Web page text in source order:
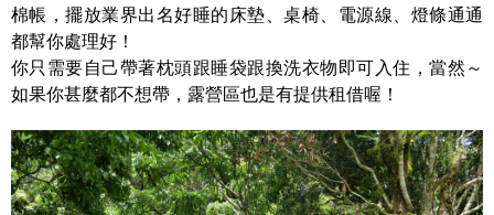
棉帳，擺放業界出名好睡的床墊、桌椅、電源線、燈條通通
都幫你處理好！
你只需要自己帶著枕頭跟睡袋跟換洗衣物即可入住，當然～
如果你甚麼都不想帶，露營區也是有提供租借喔！